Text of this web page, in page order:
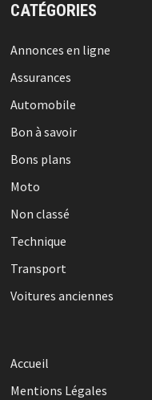
CATÉGORIES
Annonces en ligne
Assurances
Automobile
Bon à savoir
Bons plans
Moto
Non classé
Technique
Transport
Voitures anciennes
Accueil
Mentions Légales